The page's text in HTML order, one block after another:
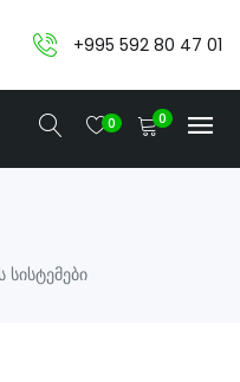
+995 592 80 47 01
0 0
სისტემები